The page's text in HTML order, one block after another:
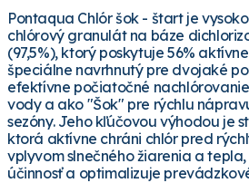
Pontaqua Chlór šok - štart je
chlórový granulát na báze
(97,5%), ktorý poskytuje 56%
špeciálne navrhnutý pre dvojaké
efektívne počiatočné
vody a ako "Šok" pre rýchlu
sezóny. Jeho kľúčovou výhodou je
ktorá aktívne chráni chlór pred
vplyvom slnečného žiarenia a
účinnosť a optimalizuje